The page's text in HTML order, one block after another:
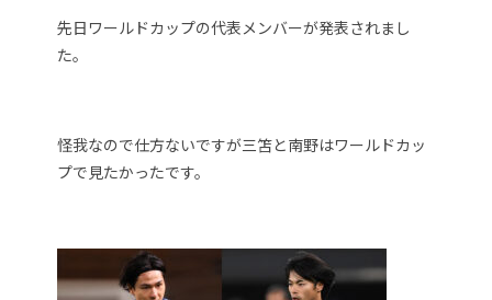
先日ワールドカップの代表メンバーが発表されまし
た。
怪我なので仕方ないですが三笘と南野はワールドカッ
プで見たかったです。